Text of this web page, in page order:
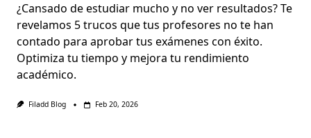
¿Cansado de estudiar mucho y no ver resultados? Te
revelamos 5 trucos que tus profesores no te han
contado para aprobar tus exámenes con éxito.
Optimiza tu tiempo y mejora tu rendimiento
académico.
Filadd Blog Feb 20, 2026